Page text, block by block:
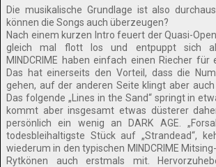
Die musikalische Grundlage ist also
können die Songs auch überzeugen?
Nach einem kurzen Intro feuert der Quasi-
gleich mal flott los und entpuppt sich
MINDCRIME haben einfach einen Riecher für
Das hat einerseits den Vorteil, dass die
gehen, auf der anderen Seite klingt aber auch
Das folgende „Lines in the Sand“ springt in
kommt aber insgesamt etwas düsterer
persönlich ein wenig an DARK AGE.
todesbleihaltigste Stück auf „Strandead“,
wiederum in den typischen MINDCRIME
Rytkönen auch erstmals mit.